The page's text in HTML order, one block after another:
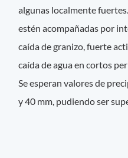
algunas localmente
estén acompañadas por
caída de granizo, fuerte
caída de agua en cortos
Se esperan valores de
y 40 mm, pudiendo ser